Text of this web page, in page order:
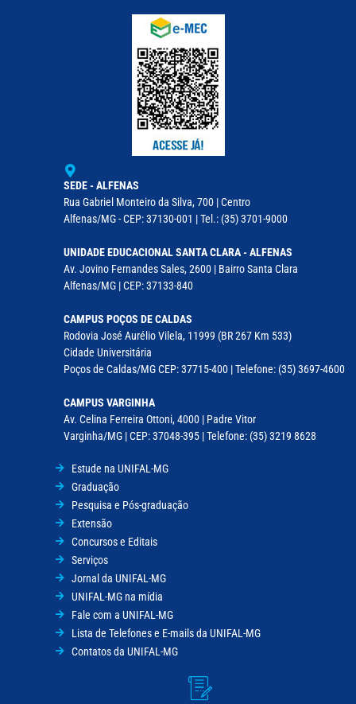
SEDE - ALFENAS
Rua Gabriel Monteiro da Silva, 700 | Centro
Alfenas/MG - CEP: 37130-001 | Tel.: (35) 3701-9000
UNIDADE EDUCACIONAL SANTA CLARA - ALFENAS
Av. Jovino Fernandes Sales, 2600 | Bairro Santa Clara
Alfenas/MG | CEP: 37133-840
CAMPUS POÇOS DE CALDAS
Rodovia José Aurélio Vilela, 11999 (BR 267 Km 533)
Cidade Universitária
Poços de Caldas/MG CEP: 37715-400 | Telefone: (35) 3697-4600
CAMPUS VARGINHA
Av. Celina Ferreira Ottoni, 4000 | Padre Vitor
Varginha/MG | CEP: 37048-395 | Telefone: (35) 3219 8628
Estude na UNIFAL-MG
Graduação
Pesquisa e Pós-graduação
Extensão
Concursos e Editais
Serviços
Jornal da UNIFAL-MG
UNIFAL-MG na mídia
Fale com a UNIFAL-MG
Lista de Telefones e E-mails da UNIFAL-MG
Contatos da UNIFAL-MG